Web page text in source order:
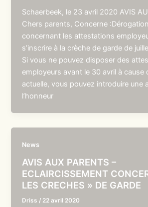
Schaerbeek, le 23 avril 2020 AVIS
Chers parents, Concerne
concernant les attestations
s’inscrire à la crèche de garde de
Si vous ne pouvez disposer des
employeurs avant le 30 avril à cause
actuelle, vous pouvez introduire une
l’honneur
News
AVIS AUX PARENTS –
ECLAIRCISSEMENT
LES CRECHES » DE GARDE
Driss / 22 avril 2020